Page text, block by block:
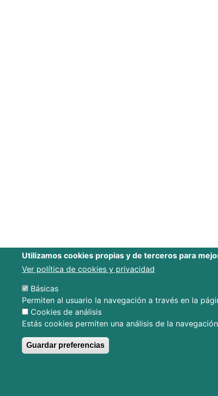
Utilizamos cookies propias y de terceros para
Ver política de cookies y privacidad
Básicas
Permiten al usuario la navegación a través en la
Cookies de análisis
Estás cookies permiten una análisis de la
Guardar preferencias